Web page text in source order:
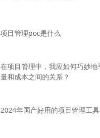
项目管理poc是什么
在项目管理中，我应如何巧妙
量和成本之间的关系？
2024年国产好用的项目管理工